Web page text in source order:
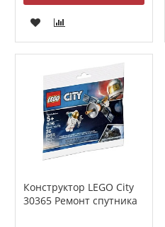
Конструктор LEGO City
30365 Ремонт спутника